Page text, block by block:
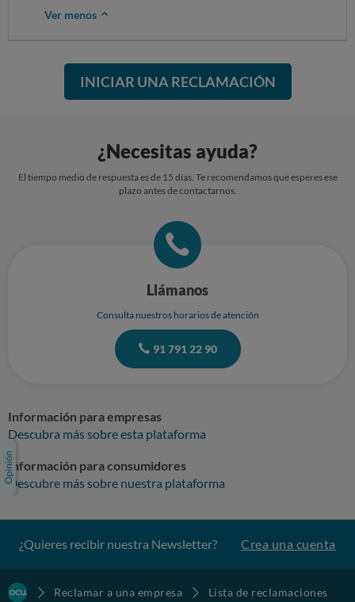
Ver menos
INICIAR UNA RECLAMACIÓN
¿Necesitas ayuda?
El tiempo medio de respuesta es de 15 días. Te recomendamos que esperes ese
plazo antes de contactarnos.
Llámanos
Consulta nuestros horarios de atención
91 791 22 90
Información para empresas
Descubra más sobre esta plataforma
Información para consumidores
Descubre más sobre nuestra plataforma
¿Quieres recibir nuestra Newsletter? Crea una cuenta
Reclamar a una empresa
Lista de reclamaciones